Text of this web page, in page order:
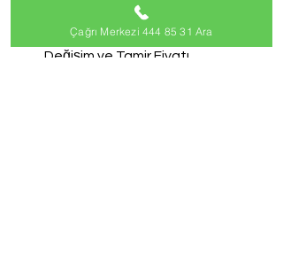
ve Tamir Fiyatı
Protherm Doldurma Musluğu
Değişim ve Tamir Fiyatı
Çağrı Merkezi 444 85 31 Ara